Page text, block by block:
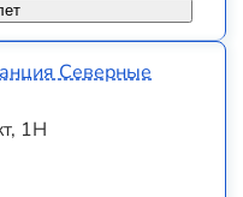
Северные
1Н